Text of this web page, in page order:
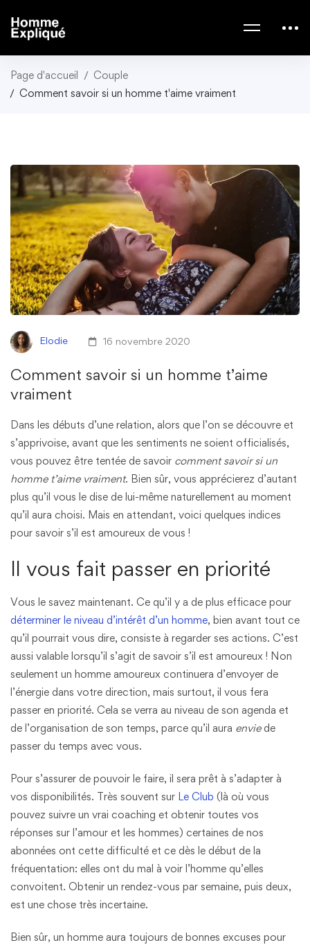
Page d'accueil
Couple
Comment savoir si un homme t'aime vraiment
Elodie 16 novembre 2020
Comment savoir si un homme t’aime
vraiment
Dans les débuts d’une relation, alors que l’on se découvre et
s’apprivoise, avant que les sentiments ne soient officialisés,
vous pouvez être tentée de savoir comment savoir si un
homme t’aime vraiment. Bien sûr, vous apprécierez d’autant
plus qu’il vous le dise de lui-même naturellement au moment
qu’il aura choisi. Mais en attendant, voici quelques indices
pour savoir s’il est amoureux de vous !
Il vous fait passer en priorité
Vous le savez maintenant. Ce qu’il y a de plus efficace pour
déterminer le niveau d’intérêt d’un homme, bien avant tout ce
qu’il pourrait vous dire, consiste à regarder ses actions. C’est
aussi valable lorsqu’il s’agit de savoir s’il est amoureux ! Non
seulement un homme amoureux continuera d’envoyer de
l’énergie dans votre direction, mais surtout, il vous fera
passer en priorité. Cela se verra au niveau de son agenda et
de l’organisation de son temps, parce qu’il aura enviede
passer du temps avec vous.
Pour s’assurer de pouvoir le faire, il sera prêt à s’adapter à
vos disponibilités. Très souvent sur Le Club (là où vous
pouvez suivre un vrai coaching et obtenir toutes vos
réponses sur l’amour et les hommes) certaines de nos
abonnées ont cette difficulté et ce dès le début de la
fréquentation: elles ont du mal à voir l’homme qu’elles
convoitent. Obtenir un rendez-vous par semaine, puis deux,
est une chose très incertaine.
Bien sûr, un homme aura toujours de bonnes excuses pour